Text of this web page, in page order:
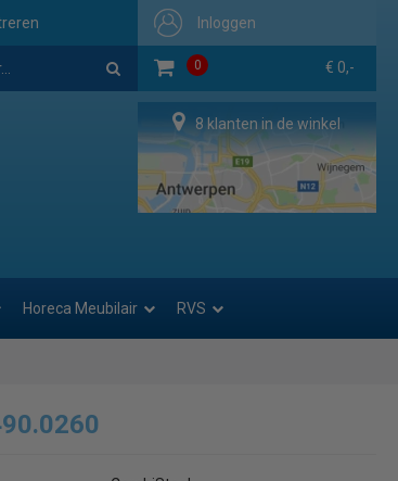
Inloggen
0 € 0,-
8 klanten in de winkel
Horeca Meubilair RVS